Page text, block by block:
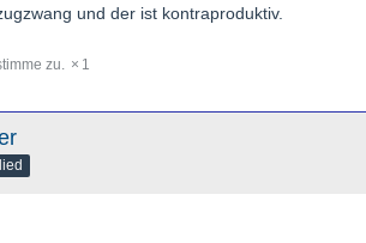
und der ist kontraproduktiv.
1